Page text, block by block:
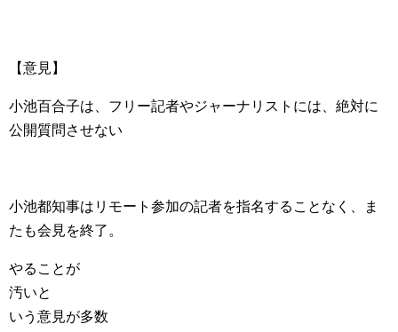
【意見】
小池百合子は、フリー記者やジャーナリストには、絶対に
公開質問させない
小池都知事はリモート参加の記者を指名することなく、ま
たも会見を終了。
やることが
汚いと
いう意見が多数